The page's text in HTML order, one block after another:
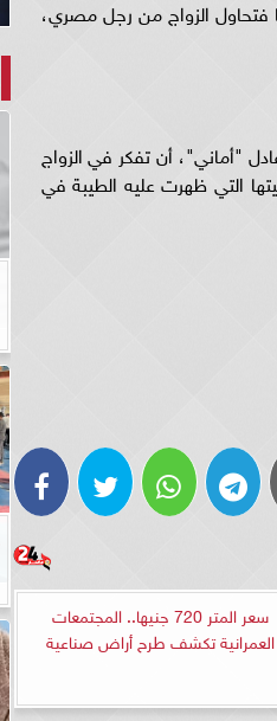
فتحاول الزواج من رجل مصري،
"أماني"، أن تفكر في الزواج
التي ظهرت عليه الطيبة في
سعر المتر 720 جنيها.. المجتمعات
العمرانية تكشف طرح أراض صناعية